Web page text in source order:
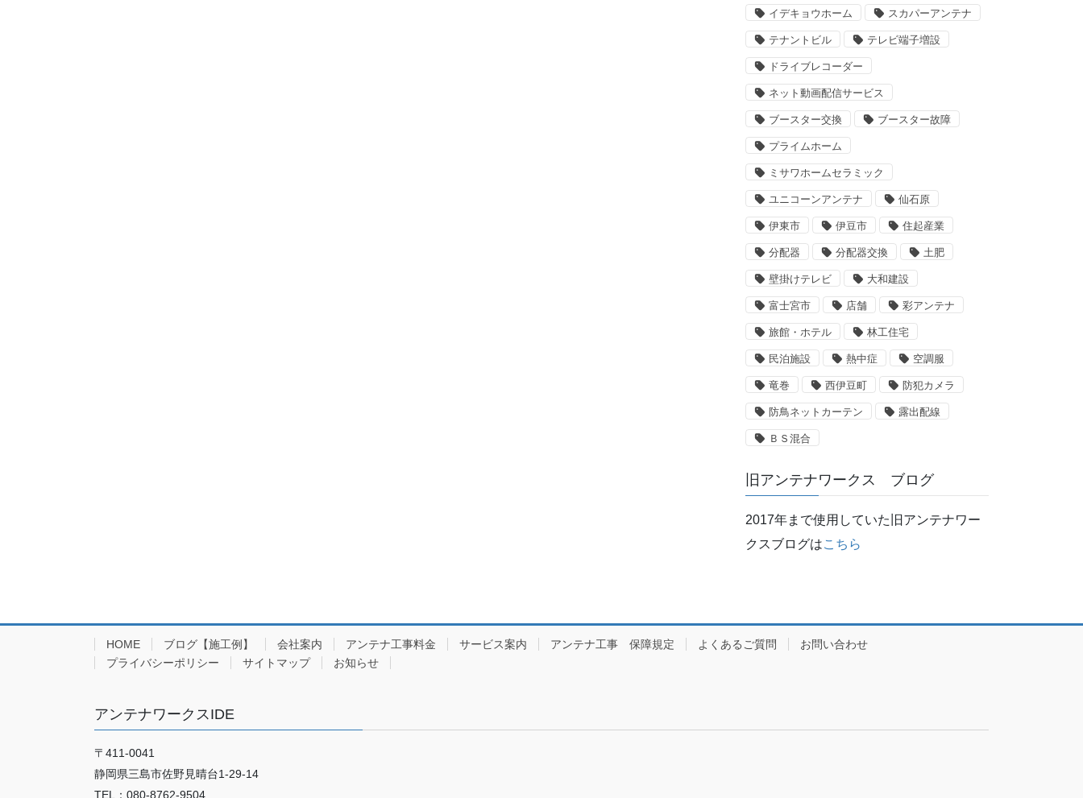
イデキョウホーム スカパーアンテナ
テナントビル テレビ端子増設
ドライブレコーダー
ネット動画配信サービス
ブースター交換 ブースター故障
プライムホーム
ミサワホームセラミック
ユニコーンアンテナ 仙石原
伊東市 伊豆市 住起産業
分配器 分配器交換 土肥
壁掛けテレビ 大和建設
富士宮市 店舗 彩アンテナ
旅館・ホテル 林工住宅
民泊施設 熱中症 空調服
竜巻 西伊豆町 防犯カメラ
防鳥ネットカーテン 露出配線
ＢＳ混合
旧アンテナワークス ブログ
2017年まで使用していた旧アンテナワー
クスブログはこちら
HOME ブログ【施工例】 会社案内 アンテナ工事料金 サービス案内 アンテナ工事 保障規定 よくあるご質問
お問い合わせ
プライバシーポリシー
サイトマップ お知らせ
アンテナワークスIDE
〒411-0041
静岡県三島市佐野見晴台1-29-14
TEL：080-8762-9504